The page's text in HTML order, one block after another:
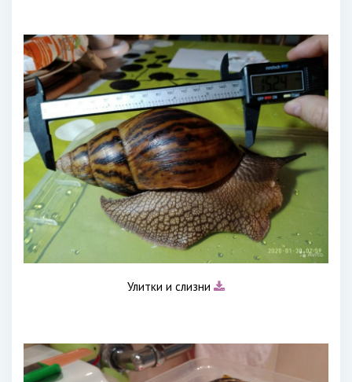
Улитки и слизни